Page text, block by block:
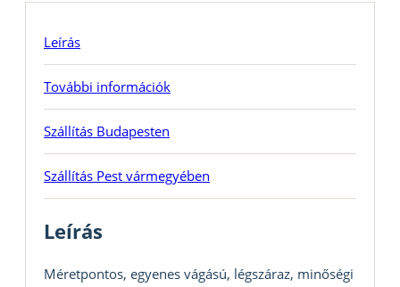
Leírás
További információk
Szállítás Budapesten
Szállítás Pest vármegyében
Leírás
Méretpontos, egyenes vágású, légszáraz, minőségi